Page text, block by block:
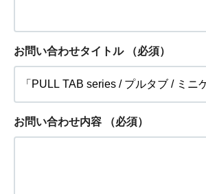
お問い合わせタイトル （必須）
お問い合わせ内容 （必須）